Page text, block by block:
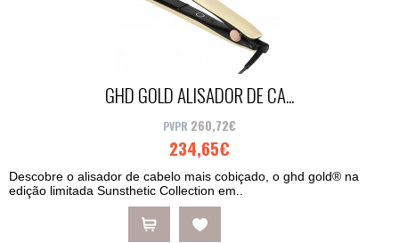
GHD GOLD ALISADOR DE CA...
260,72€
234,65€
Descobre o alisador de cabelo mais cobiçado, o ghd gold® na
edição limitada Sunsthetic Collection em..